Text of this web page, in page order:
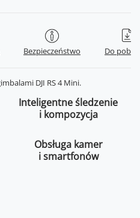
Bezpieczeństwo Do
Inteligentne śledzenie
i kompozycja
Obsługa kamer
i smartfonów